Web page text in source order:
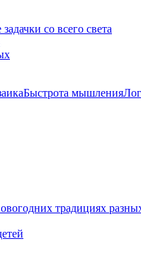
со всего света
Быстрота мышления
традициях